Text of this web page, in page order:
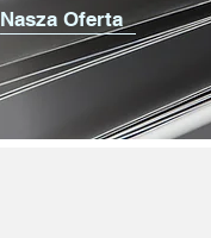
Nasza Oferta